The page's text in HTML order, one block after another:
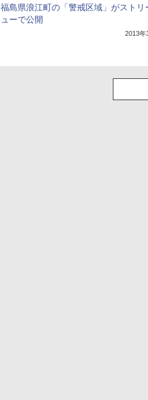
福島県浪江町の「警戒区域」がストリ
ューで公開
2013年